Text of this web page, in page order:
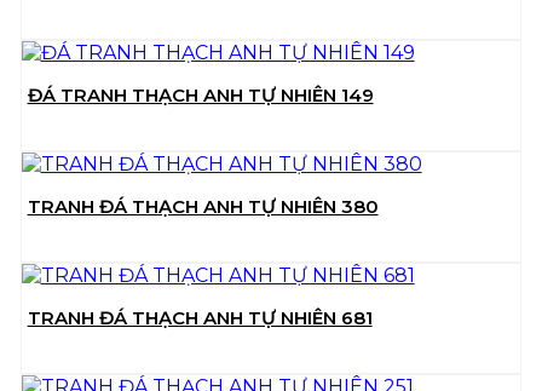
ĐÁ TRANH THẠCH ANH TỰ NHIÊN 149
TRANH ĐÁ THẠCH ANH TỰ NHIÊN 380
TRANH ĐÁ THẠCH ANH TỰ NHIÊN 681